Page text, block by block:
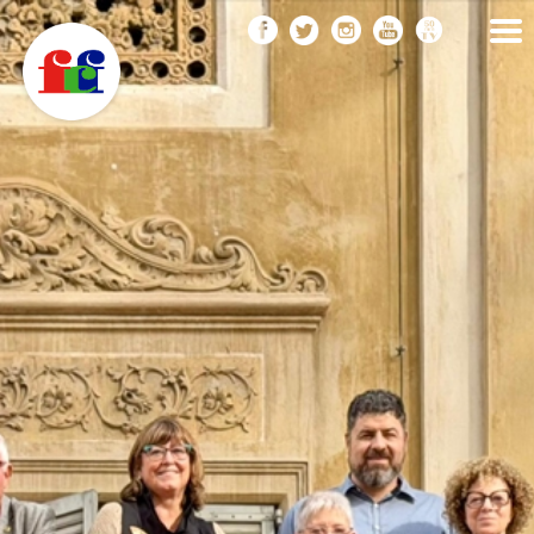
Vés
al
contingut
FEDERACIÓ CATALANA
DE FOTOGRAFIA
F
C
F